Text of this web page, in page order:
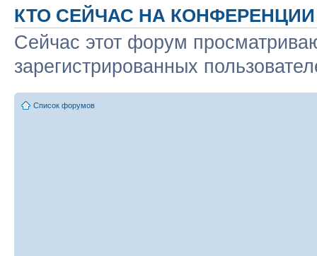
КТО СЕЙЧАС НА КОНФЕРЕНЦИИ
Сейчас этот форум
зарегистрированных
Список форумов